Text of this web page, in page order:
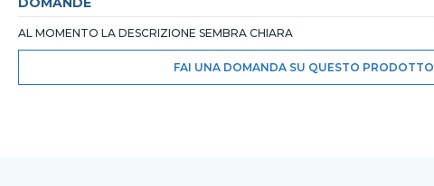
AL MOMENTO LA DESCRIZIONE SEMBRA CHIARA
FAI UNA DOMANDA SU QUESTO PRODOTTO